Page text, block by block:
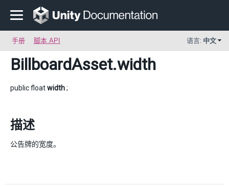
手册 脚本 API 语言: 中文
BillboardAsset.width
public floatwidth;
描述
公告牌的宽度。